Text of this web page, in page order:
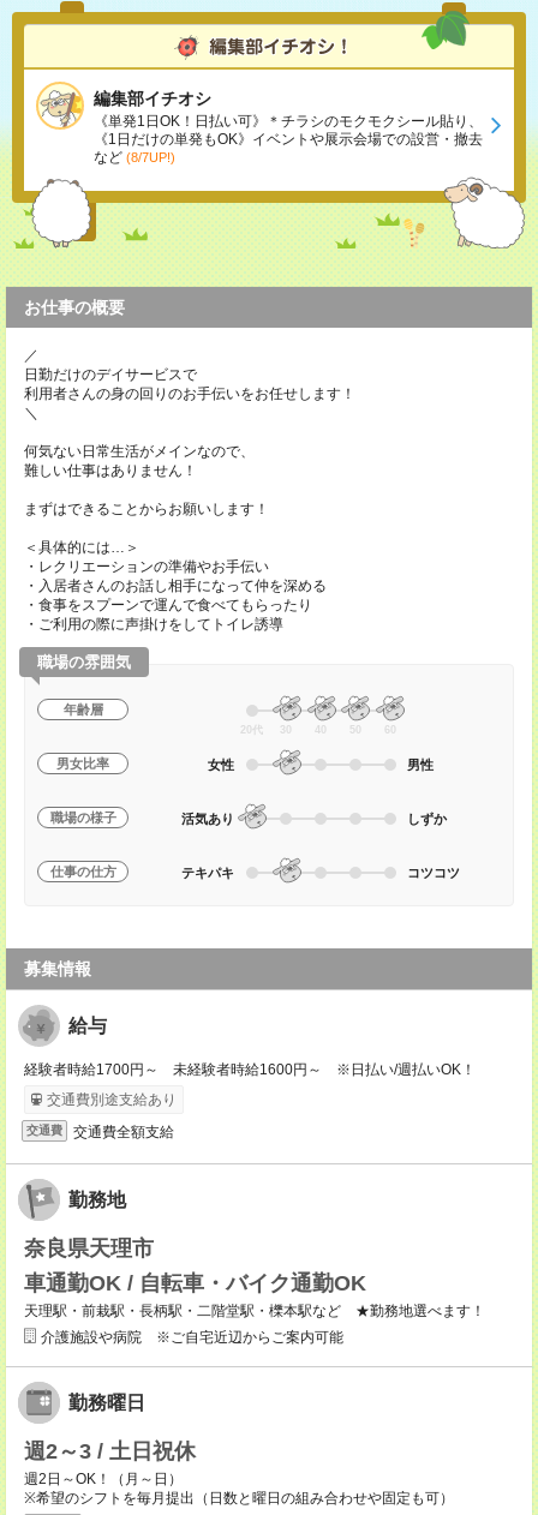
編集部イチオシ
《単発1日OK！日払い可》＊チラシのモクモクシール貼り、
《1日だけの単発もOK》イベントや展示会場での設営・撤去
など (8/7UP!)
お仕事の概要
／
日勤だけのデイサービスで
利用者さんの身の回りのお手伝いをお任せします！
＼
何気ない日常生活がメインなので、
難しい仕事はありません！
まずはできることからお願いします！
＜具体的には…＞
・レクリエーションの準備やお手伝い
・入居者さんのお話し相手になって仲を深める
・食事をスプーンで運んで食べてもらったり
・ご利用の際に声掛けをしてトイレ誘導
職場の雰囲気
年齢層
20代 30 40 50 60
男女比率 女性 男性
職場の様子 活気あり しずか
仕事の仕方 テキパキ コツコツ
募集情報
給与
経験者時給1700円～ 未経験者時給1600円～ ※日払い/週払いOK！
交通費別途支給あり
交通費 交通費全額支給
勤務地
奈良県天理市
車通勤OK / 自転車・バイク通勤OK
天理駅・前栽駅・長柄駅・二階堂駅・櫟本駅など ★勤務地選べます！
介護施設や病院 ※ご自宅近辺からご案内可能
勤務曜日
週2～3 / 土日祝休
週2日～OK！（月～日）
※希望のシフトを毎月提出（日数と曜日の組み合わせや固定も可）